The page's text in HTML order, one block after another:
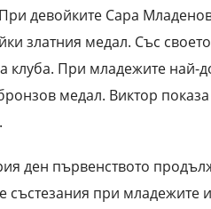
девойките Сара
златния медал. Със
клуба. При младежите най-
медал. Виктор
ден първенството
състезания при младежите